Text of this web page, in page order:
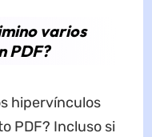
varios
PDF?
hipervínculos
PDF? Incluso si